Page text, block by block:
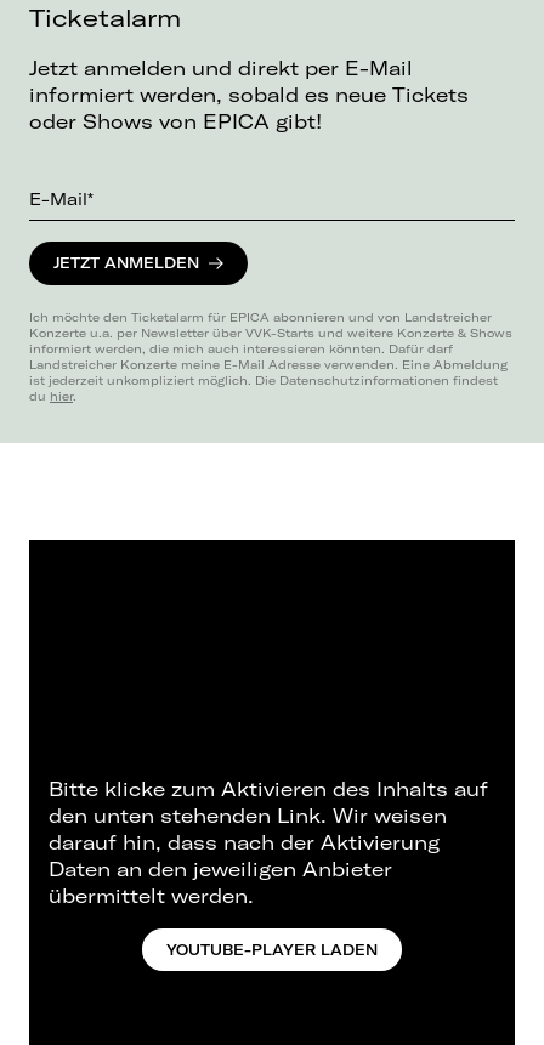
Ticketalarm
Jetzt anmelden und direkt per E-Mail
informiert werden, sobald es neue Tickets
oder Shows von EPICA gibt!
E-Mail*
JETZT ANMELDEN
Ich möchte den Ticketalarm für EPICA abonnieren und von Landstreicher
Konzerte u.a. per Newsletter über VVK-Starts und weitere Konzerte & Shows
informiert werden, die mich auch interessieren könnten. Dafür darf
Landstreicher Konzerte meine E-Mail Adresse verwenden. Eine Abmeldung
ist jederzeit unkompliziert möglich. Die Datenschutzinformationen findest
du hier.
Bitte klicke zum Aktivieren des Inhalts auf
den unten stehenden Link. Wir weisen
darauf hin, dass nach der Aktivierung
Daten an den jeweiligen Anbieter
übermittelt werden.
YOUTUBE-PLAYER LADEN